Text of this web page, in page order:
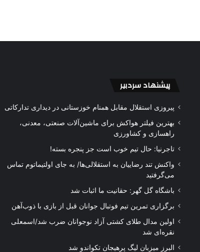
پیشنهاد سردبیر
پیروزی استقلال مقابل همنام خوزستانی در دیداری تدارکاتی
بهترین فیلتر هواکش برای ماشین‌آلات صنعتی، معدنی،
راهسازی و کشاورزی
تاجرنیا: حال تیم خوب است جز پنجره بسته!
واکنش تند رضاییان به استقلالی‌ها/ به جای اولتیماتوم تماس
می‌گرفتید
باشگاه گل گهر: حقانیت ما اثبات شد
برگزاری تمرین تیم فوتبال جوانان قبل از بازی با ذوب‌آهن
اولین مدال طلای کشتی آزاد نوجوانان ضرب شد/اسمعلی
نقره‌ای شد
البرز میزبان لیگ پرهیجان تکواندو شد